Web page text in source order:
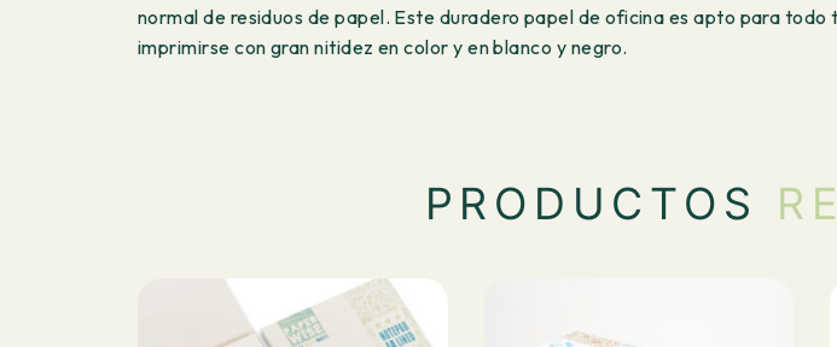
normal de residuos de papel. Este duradero papel de oficina es apto para
imprimirse con gran nitidez en color y en blanco y negro.
PRODUCTOS